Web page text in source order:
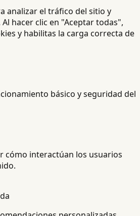
analizar el tráfico del sitio y
hacer clic en "Aceptar todas",
y habilitas la carga correcta de
básico y seguridad del
cómo interactúan los usuarios